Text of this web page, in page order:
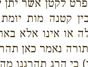
לקטן אשר
קטנה מות
או אינו אלא
נאמר כאן
כי הרג תהרגנו